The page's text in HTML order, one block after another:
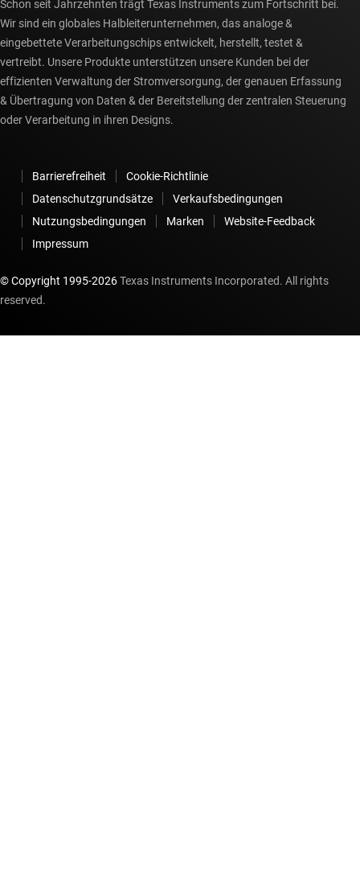
Schon seit Jahrzehnten trägt Texas Instruments zum Fortschritt bei.
Wir sind ein globales Halbleiterunternehmen, das analoge &
eingebettete Verarbeitungschips entwickelt, herstellt, testet &
vertreibt. Unsere Produkte unterstützen unsere Kunden bei der
effizienten Verwaltung der Stromversorgung, der genauen Erfassung
& Übertragung von Daten & der Bereitstellung der zentralen Steuerung
oder Verarbeitung in ihren Designs.
Barrierefreiheit
Cookie-Richtlinie
Datenschutzgrundsätze
Verkaufsbedingungen
Nutzungsbedingungen
Marken
Website-Feedback
Impressum
© Copyright 1995-2026Texas Instruments Incorporated. All rights
reserved.